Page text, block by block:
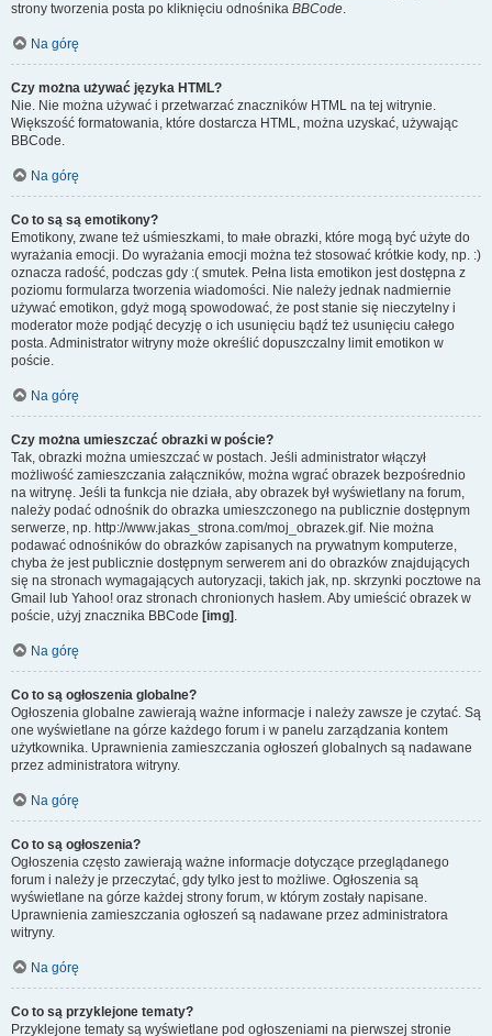
strony tworzenia posta po kliknięciu odnośnika BBCode.
Na górę
Czy można używać języka HTML?
Nie. Nie można używać i przetwarzać znaczników HTML na tej witrynie.
Większość formatowania, które dostarcza HTML, można uzyskać, używając
BBCode.
Na górę
Co to są są emotikony?
Emotikony, zwane też uśmieszkami, to małe obrazki, które mogą być użyte do
wyrażania emocji. Do wyrażania emocji można też stosować krótkie kody, np. :)
oznacza radość, podczas gdy :( smutek. Pełna lista emotikon jest dostępna z
poziomu formularza tworzenia wiadomości. Nie należy jednak nadmiernie
używać emotikon, gdyż mogą spowodować, że post stanie się nieczytelny i
moderator może podjąć decyzję o ich usunięciu bądź też usunięciu całego
posta. Administrator witryny może określić dopuszczalny limit emotikon w
poście.
Na górę
Czy można umieszczać obrazki w poście?
Tak, obrazki można umieszczać w postach. Jeśli administrator włączył
możliwość zamieszczania załączników, można wgrać obrazek bezpośrednio
na witrynę. Jeśli ta funkcja nie działa, aby obrazek był wyświetlany na forum,
należy podać odnośnik do obrazka umieszczonego na publicznie dostępnym
serwerze, np. http://www.jakas_strona.com/moj_obrazek.gif. Nie można
podawać odnośników do obrazków zapisanych na prywatnym komputerze,
chyba że jest publicznie dostępnym serwerem ani do obrazków znajdujących
się na stronach wymagających autoryzacji, takich jak, np. skrzynki pocztowe na
Gmail lub Yahoo! oraz stronach chronionych hasłem. Aby umieścić obrazek w
poście, użyj znacznika BBCode [img] .
Na górę
Co to są ogłoszenia globalne?
Ogłoszenia globalne zawierają ważne informacje i należy zawsze je czytać. Są
one wyświetlane na górze każdego forum i w panelu zarządzania kontem
użytkownika. Uprawnienia zamieszczania ogłoszeń globalnych są nadawane
przez administratora witryny.
Na górę
Co to są ogłoszenia?
Ogłoszenia często zawierają ważne informacje dotyczące przeglądanego
forum i należy je przeczytać, gdy tylko jest to możliwe. Ogłoszenia są
wyświetlane na górze każdej strony forum, w którym zostały napisane.
Uprawnienia zamieszczania ogłoszeń są nadawane przez administratora
witryny.
Na górę
Co to są przyklejone tematy?
Przyklejone tematy są wyświetlane pod ogłoszeniami na pierwszej stronie